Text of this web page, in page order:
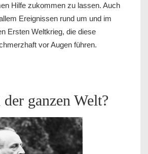
Hilfe zukommen zu lassen. Auch
Ereignissen rund um und im
Ersten Weltkrieg, die diese
vor Augen führen.
ganzen Welt?